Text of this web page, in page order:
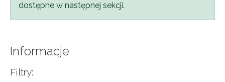
dostępne w następnej sekcji.
Informacje
Filtry: